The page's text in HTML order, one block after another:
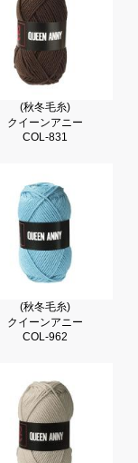
(秋冬毛糸)
クイーンアニー
COL-831
(秋冬毛糸)
クイーンアニー
COL-962